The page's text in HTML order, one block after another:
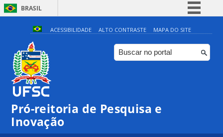
BRASIL
Simplifique!
Comunica BR
Participe
Canais
ACESSIBILIDADE ALTO CONTRASTE MAPA DO SITE
Pró-reitoria de Pesquisa e
Inovação